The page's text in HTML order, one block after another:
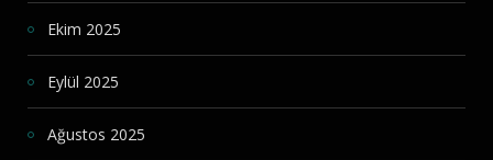
Ekim 2025
Eylül 2025
Ağustos 2025